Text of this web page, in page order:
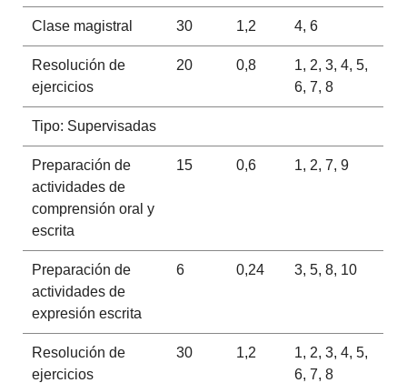
Clase magistral 30 1,2 4, 6
Resolución de
ejercicios
20 0,8
1, 2, 3, 4, 5,
6, 7, 8
Tipo: Supervisadas
Preparación de
actividades de
comprensión oral y
escrita
15 0,6 1, 2, 7, 9
Preparación de
actividades de
expresión escrita
6 0,24 3, 5, 8, 10
Resolución de
ejercicios
30 1,2
1, 2, 3, 4, 5,
6, 7, 8